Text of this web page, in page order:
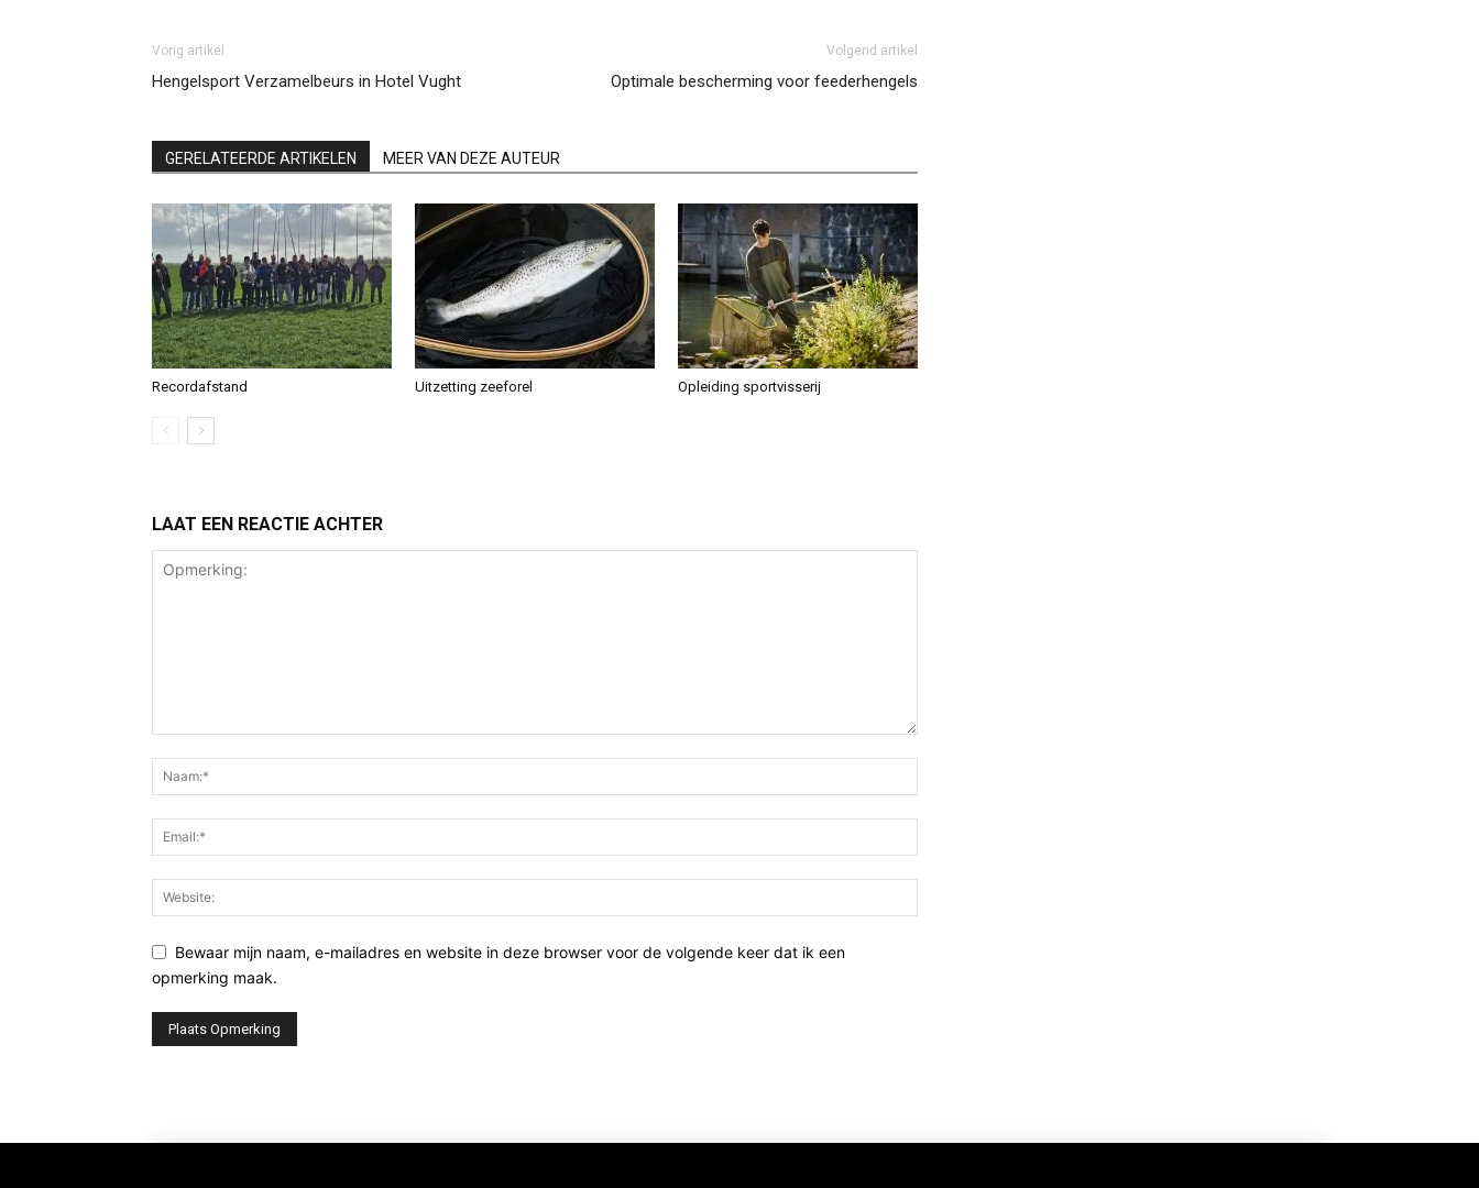
Vorig artikel
Hengelsport Verzamelbeurs in Hotel Vught
Volgend artikel
Optimale bescherming voor feederhengels
GERELATEERDE ARTIKELEN MEER VAN DEZE AUTEUR
Recordafstand Uitzetting zeeforel Opleiding sportvisserij
LAAT EEN REACTIE ACHTER
Bewaar mijn naam, e-mailadres en website in deze browser voor de volgende keer dat ik een
opmerking maak.